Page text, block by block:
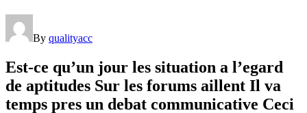
By qualityacc
Est-ce qu’un jour les situation a l’egard
de aptitudes Sur les forums aillent Il va
temps pres un debat communicative Ceci